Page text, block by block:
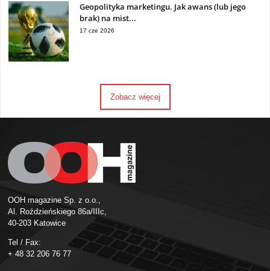
Geopolityka marketingu. Jak awans (lub jego
brak) na mist...
17 cze 2026
Zobacz więcej
OOH magazine Sp. z o.o.,
Al. Roździeńskiego 86a/IIIc,
40-203 Katowice
Tel / Fax:
+ 48 32 206 76 77